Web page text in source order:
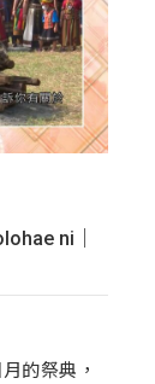
ni｜
的祭典，